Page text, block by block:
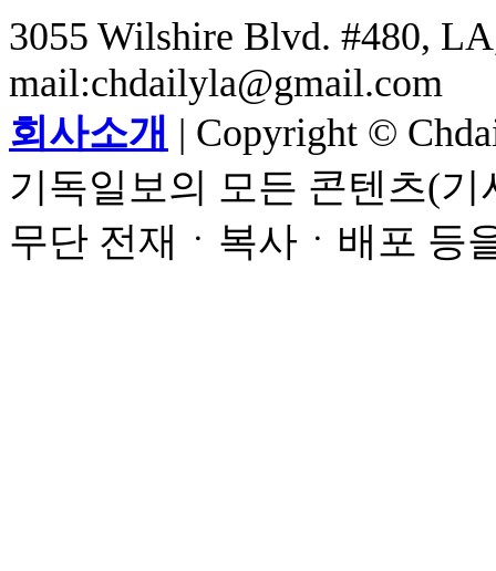
3055 Wilshire Blvd. #480,
mail:chdailyla@gmail.com
회사소개 | Copyright ©
기독일보의 모든 콘텐츠(
무단 전재ㆍ복사ㆍ배포 등